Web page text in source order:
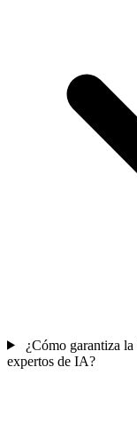
¿Cómo garantiza
expertos de IA?